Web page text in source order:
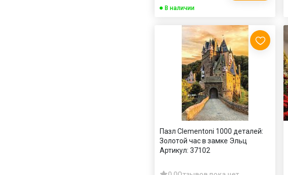
В наличии
Пазл Clementoni 1000 деталей:
Золотой час в замке Эльц
Артикул: 37102